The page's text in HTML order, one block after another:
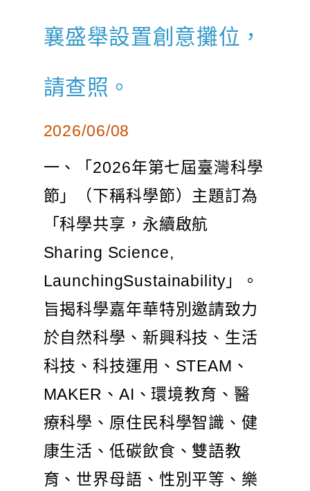
襄盛舉設置創意攤位，
請查照。
2026/06/08
一、「2026年第七屆臺灣科學
節」（下稱科學節）主題訂為
「科學共享，永續啟航
Sharing Science,
LaunchingSustainability」。
旨揭科學嘉年華特別邀請致力
於自然科學、新興科技、生活
科技、科技運用、STEAM、
MAKER、AI、環境教育、醫
療科學、原住民科學智識、健
康生活、低碳飲食、雙語教
育、世界母語、性別平等、樂